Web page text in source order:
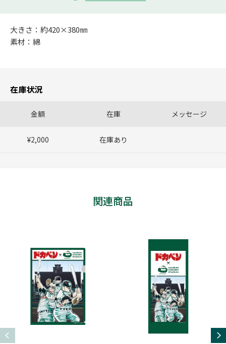
大きさ：約420×380㎜
素材：綿
在庫状況
金額 在庫 メッセージ
¥2,000 在庫あり
関連商品